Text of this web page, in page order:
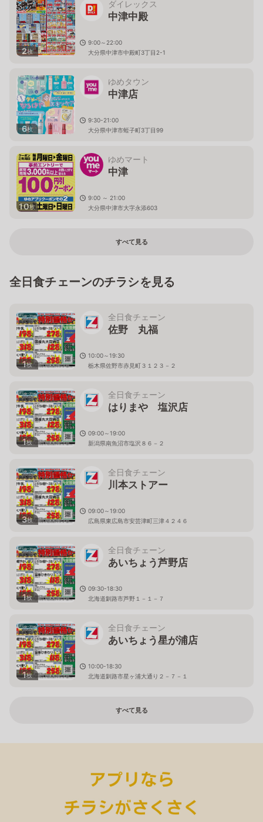
2枚
ダイレックス
中津中殿
9:00～22:00
大分県中津市中殿町3丁目2-1
6枚
ゆめタウン
中津店
9:30-21:00
大分県中津市蛭子町3丁目99
10枚
ゆめマート
中津
9:00 ～ 21:00
大分県中津市大字永添603
すべて見る
全日食チェーンのチラシを見る
1枚
全日食チェーン
佐野 丸福
10:00～19:30
栃木県佐野市赤見町３１２３－２
1枚
全日食チェーン
はりまや 塩沢店
09:00～19:00
新潟県南魚沼市塩沢８６－２
3枚
全日食チェーン
川本ストアー
09:00～19:00
広島県東広島市安芸津町三津４２４６
1枚
全日食チェーン
あいちょう芦野店
09:30-18:30
北海道釧路市芦野１－１－７
1枚
全日食チェーン
あいちょう星が浦店
10:00-18:30
北海道釧路市星ヶ浦大通り２－７－１
すべて見る